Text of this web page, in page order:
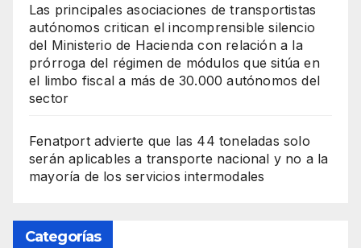
Las principales asociaciones de transportistas
autónomos critican el incomprensible silencio
del Ministerio de Hacienda con relación a la
prórroga del régimen de módulos que sitúa en
el limbo fiscal a más de 30.000 autónomos del
sector
Fenatport advierte que las 44 toneladas solo
serán aplicables a transporte nacional y no a la
mayoría de los servicios intermodales
Categorías